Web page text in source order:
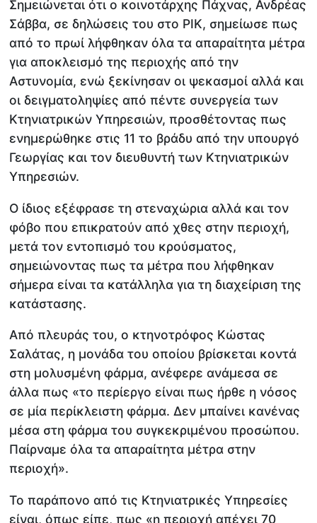
Σημειώνεται ότι ο κοινοτάρχης Πάχνας, Ανδρέας
Σάββα, σε δηλώσεις του στο ΡΙΚ, σημείωσε πως
από το πρωί λήφθηκαν όλα τα απαραίτητα μέτρα
για αποκλεισμό της περιοχής από την
Αστυνομία, ενώ ξεκίνησαν οι ψεκασμοί αλλά και
οι δειγματοληψίες από πέντε συνεργεία των
Κτηνιατρικών Υπηρεσιών, προσθέτοντας πως
ενημερώθηκε στις 11 το βράδυ από την υπουργό
Γεωργίας και τον διευθυντή των Κτηνιατρικών
Υπηρεσιών.
Ο ίδιος εξέφρασε τη στεναχώρια αλλά και τον
φόβο που επικρατούν από χθες στην περιοχή,
μετά τον εντοπισμό του κρούσματος,
σημειώνοντας πως τα μέτρα που λήφθηκαν
σήμερα είναι τα κατάλληλα για τη διαχείριση της
κατάστασης.
Από πλευράς του, ο κτηνοτρόφος Κώστας
Σαλάτας, η μονάδα του οποίου βρίσκεται κοντά
στη μολυσμένη φάρμα, ανέφερε ανάμεσα σε
άλλα πως «το περίεργο είναι πως ήρθε η νόσος
σε μία περίκλειστη φάρμα. Δεν μπαίνει κανένας
μέσα στη φάρμα του συγκεκριμένου προσώπου.
Παίρναμε όλα τα απαραίτητα μέτρα στην
περιοχή».
Το παράπονο από τις Κτηνιατρικές Υπηρεσίες
είναι, όπως είπε, πως «η περιοχή απέχει 70